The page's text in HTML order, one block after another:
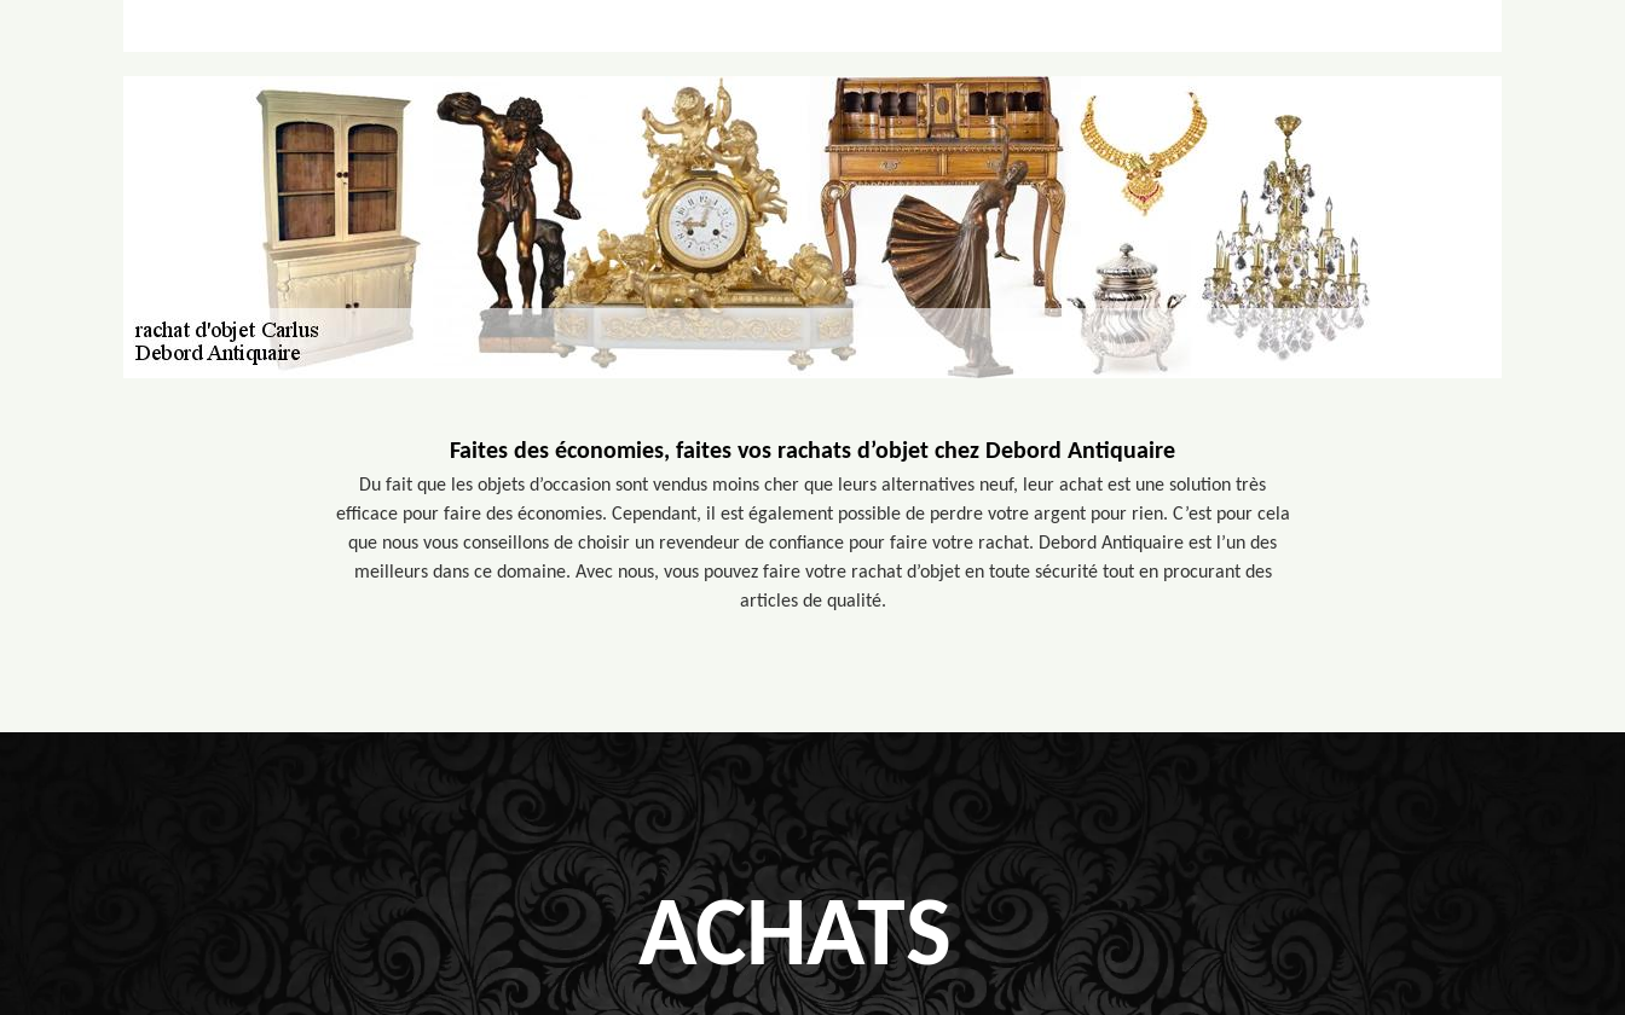
Faites des économies, faites vos rachats d’objet chez Debord Antiquaire
Du fait que les objets d’occasion sont vendus moins cher que leurs alternatives neuf, leur achat est une solution très
efficace pour faire des économies. Cependant, il est également possible de perdre votre argent pour rien. C’est pour cela
que nous vous conseillons de choisir un revendeur de confiance pour faire votre rachat. Debord Antiquaire est l’un des
meilleurs dans ce domaine. Avec nous, vous pouvez faire votre rachat d’objet en toute sécurité tout en procurant des
articles de qualité.
ACHATS